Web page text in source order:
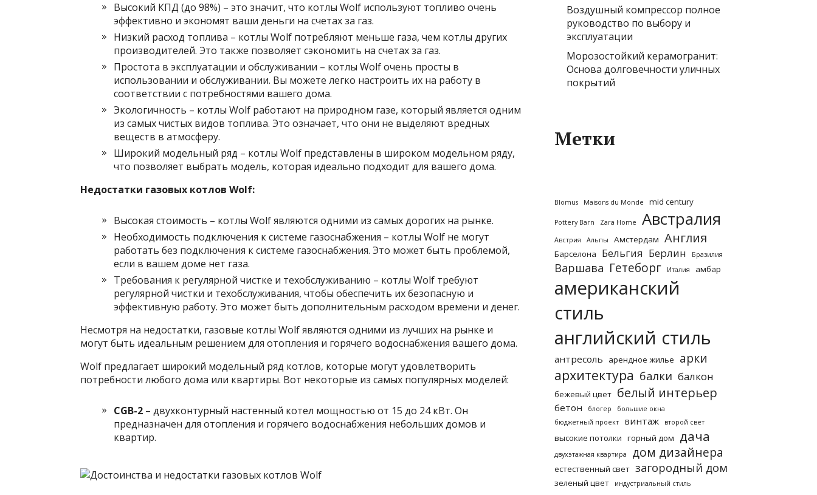
Высокий КПД (до 98%) – это значит, что котлы Wolf используют топливо очень
эффективно и экономят ваши деньги на счетах за газ.
Низкий расход топлива – котлы Wolf потребляют меньше газа, чем котлы других
производителей. Это также позволяет сэкономить на счетах за газ.
Простота в эксплуатации и обслуживании – котлы Wolf очень просты в
использовании и обслуживании. Вы можете легко настроить их на работу в
соответствии с потребностями вашего дома.
Экологичность – котлы Wolf работают на природном газе, который является одним
из самых чистых видов топлива. Это означает, что они не выделяют вредных
веществ в атмосферу.
Широкий модельный ряд – котлы Wolf представлены в широком модельном ряду,
что позволяет выбрать модель, которая идеально подходит для вашего дома.
Недостатки газовых котлов Wolf:
Высокая стоимость – котлы Wolf являются одними из самых дорогих на рынке.
Необходимость подключения к системе газоснабжения – котлы Wolf не могут
работать без подключения к системе газоснабжения. Это может быть проблемой,
если в вашем доме нет газа.
Требования к регулярной чистке и техобслуживанию – котлы Wolf требуют
регулярной чистки и техобслуживания, чтобы обеспечить их безопасную и
эффективную работу. Это может быть дополнительным расходом времени и денег.
Несмотря на недостатки, газовые котлы Wolf являются одними из лучших на рынке и
могут быть идеальным решением для отопления и горячего водоснабжения вашего дома.
Wolf предлагает широкий модельный ряд котлов, которые могут удовлетворить
потребности любого дома или квартиры. Вот некоторые из самых популярных моделей:
CGB-2 – двухконтурный настенный котел мощностью от 15 до 24 кВт. Он
предназначен для отопления и горячего водоснабжения небольших домов и
квартир.
Воздушный компрессор полное
руководство по выбору и
эксплуатации
Морозостойкий керамогранит:
Основа долговечности уличных
покрытий
Метки
Blomus Maisons du Monde mid century
Pottery Barn Zara Home Австралия
Австрия Альпы Амстердам Англия
Барселона Бельгия Берлин Бразилия
Варшава Гетеборг Италия амбар
американский
стиль
английский стиль
антресоль арендное жилье арки
архитектура балки балкон
бежевый цвет белый интерьер
бетон блогер
большие окна
бюджетный проект
винтаж второй свет
высокие потолки горный дом дача
двухэтажная квартира дом дизайнера
естественный свет загородный дом
зеленый цвет индустриальный стиль